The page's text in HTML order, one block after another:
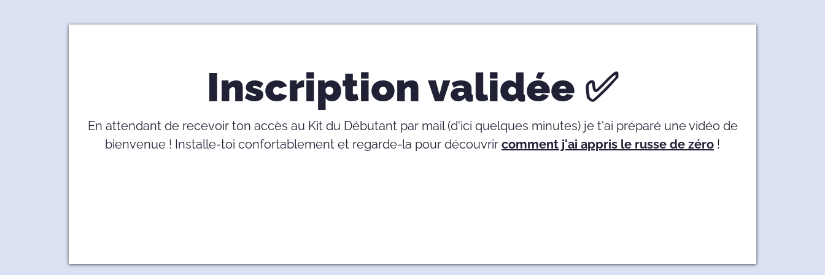
Inscription validée ✅
En attendant de recevoir ton accès au Kit du Débutant par mail (d'ici quelques minutes) je t'ai préparé une vidéo de
bienvenue ! Installe-toi confortablement et regarde-la pour découvrir comment j'ai appris le russe de zéro !